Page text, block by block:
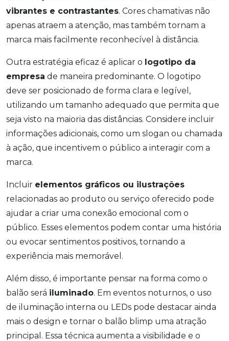
vibrantes e contrastantes. Cores chamativas não
apenas atraem a atenção, mas também tornam a
marca mais facilmente reconhecível à distância.
Outra estratégia eficaz é aplicar o logotipo da
empresa de maneira predominante. O logotipo
deve ser posicionado de forma clara e legível,
utilizando um tamanho adequado que permita que
seja visto na maioria das distâncias. Considere incluir
informações adicionais, como um slogan ou chamada
à ação, que incentivem o público a interagir com a
marca.
Incluir elementos gráficos ou ilustrações
relacionadas ao produto ou serviço oferecido pode
ajudar a criar uma conexão emocional com o
público. Esses elementos podem contar uma história
ou evocar sentimentos positivos, tornando a
experiência mais memorável.
Além disso, é importante pensar na forma como o
balão será iluminado. Em eventos noturnos, o uso
de iluminação interna ou LEDs pode destacar ainda
mais o design e tornar o balão blimp uma atração
principal. Essa técnica aumenta a visibilidade e o